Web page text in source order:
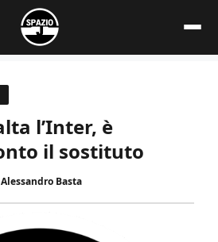
l’Inter, è
il sostituto
Alessandro Basta